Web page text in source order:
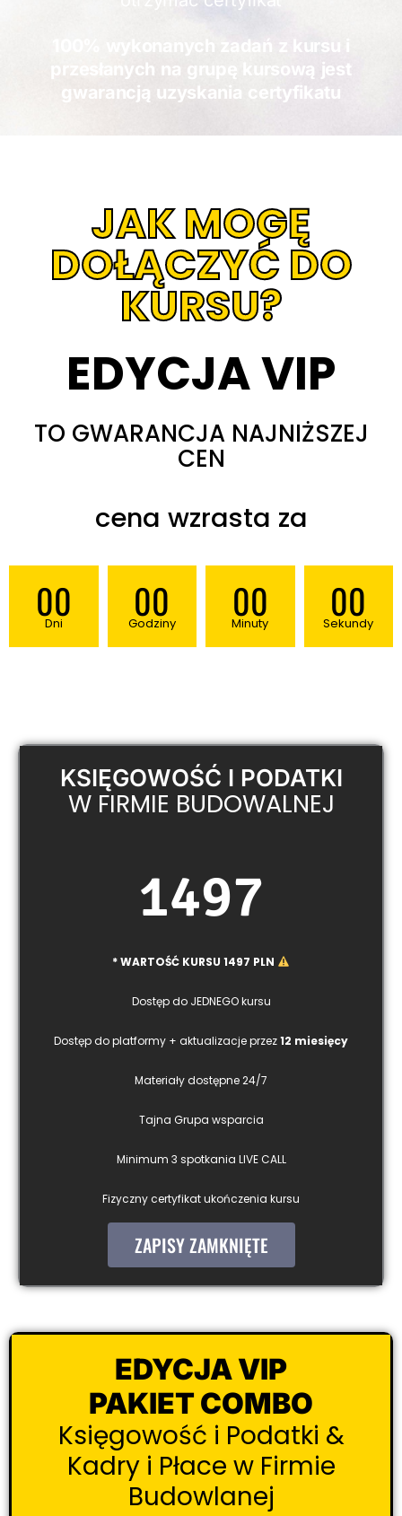
100% wykonanych zadań z kursu i
przesłanych na grupę kursową jest
gwarancją uzyskania certyfikatu
JAK MOGĘ
DOŁĄCZYĆ DO
KURSU?
EDYCJA VIP
TO GWARANCJA NAJNIŻSZEJ
CEN
cena wzrasta za​
00
Dni 00
Godziny 00
Minuty 00
Sekundy
KSIĘGOWOŚĆ I PODATKI
W FIRMIE BUDOWALNEJ
1497
* WARTOŚĆ KURSU 1497 PLN
Dostęp do JEDNEGO kursu
Dostęp do platformy + aktualizacje przez12 miesięcy
Materiały dostępne 24/7
Tajna Grupa wsparcia
Minimum 3 spotkania LIVE CALL
Fizyczny certyfikat ukończenia kursu
ZAPISY ZAMKNIĘTE
EDYCJA VIP
PAKIET COMBO
Księgowość i Podatki &
Kadry i Płace w Firmie
Budowlanej